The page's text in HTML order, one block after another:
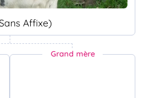
Affixe)
Grand mère